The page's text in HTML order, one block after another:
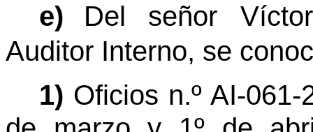
e)
Del señor
Auditor Interno, se
1) Oficios n.º AI-